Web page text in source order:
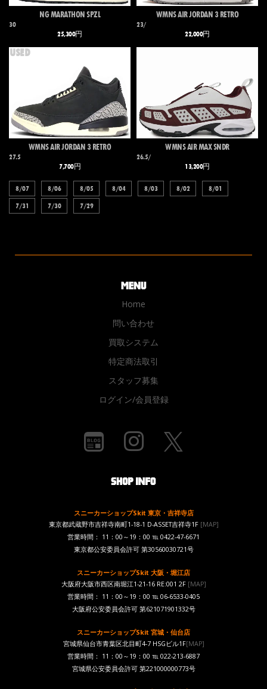
NG MARATHON SPZL
30
25,300円
WMNS AIR JORDAN 3 RETRO
23/
22,000円
USED
WMNS AIR JORDAN 3 RETRO
27.5
7,700円
WMNS AIR MAX SNDR
26.5/
13,200円
8/07 8/06 8/05 8/04 8/03 8/02 8/01
7/31 7/30 7/29
Home
問い合わせ
買取システム
特定商法取引
スタッフ募集
ログイン/会員登録
スニーカーショップSkit 東京・吉祥寺店
東京都武蔵野市吉祥寺南町1-18-1 D-ASSET吉祥寺1F [MAP]
営業時間： 11：00～19：00 ℡ 0422-47-6671
東京都公安委員会許可 第30560030721号
スニーカーショップSkit 大阪・堀江店
大阪府大阪市西区南堀江1-21-16 RE:001 2F[MAP]
営業時間： 11：00～19：00 ℡ 06-6533-0405
大阪府公安委員会許可 第621071901332号
スニーカーショップSkit 宮城・仙台店
宮城県仙台市青葉区北目町4-7 HSGビル1F[MAP]
営業時間： 11：00～19：00 ℡ 022-213-6887
宮城県公安委員会許可 第221000000773号